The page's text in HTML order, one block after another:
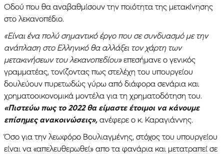
Οδού που θα αναβαθμίσουν την ποιότητα της μετακίνησης
στο λεκανοπέδιο.
«Είναι ένα πολύ σημαντικό έργο που σε συνδυασμό με την
ανάπλαση στο Ελληνικό θα αλλάξει τον χάρτη των
μετακινήσεων του λεκανοπεδίου»επεσήμανε ο γενικός
γραμματέας, τονίζοντας πως στελέχη του υπουργείου
δουλεύουν πυρετωδώς γύρω από διάφορα σενάρια και
χρηματοοικονομικά μοντέλα για τη χρηματοδότηση του.
«Πιστεύω πως το 2022 θα είμαστε έτοιμοι να κάνουμε
επίσημες ανακοινώσεις», ανέφερε ο κ. Καραγιάννης.
Όσο για την λεωφόρο Βουλιαγμένης, στόχος του υπουργείου
είναι να «απελευθερωθεί» απο τα φανάρια και μετατραπεί σε